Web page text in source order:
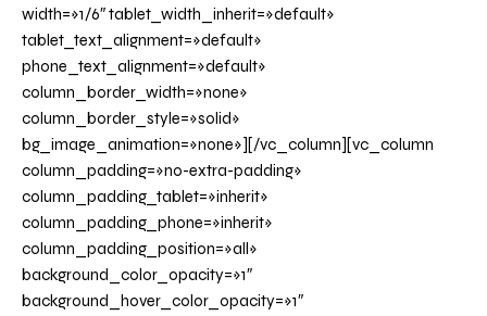
width=»1/6″ tablet_width_inherit=»default»
tablet_text_alignment=»default»
phone_text_alignment=»default»
column_border_width=»none»
column_border_style=»solid»
bg_image_animation=»none»][/vc_column][vc_column
column_padding=»no-extra-padding»
column_padding_tablet=»inherit»
column_padding_phone=»inherit»
column_padding_position=»all»
background_color_opacity=»1″
background_hover_color_opacity=»1″